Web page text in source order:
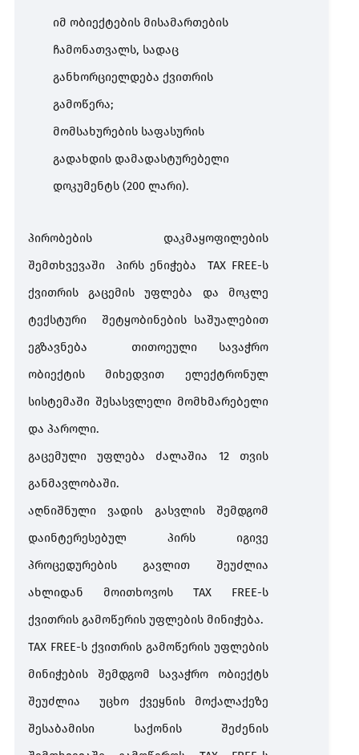
იმ ობიექტების მისამართების
ჩამონათვალს, სადაც
განხორციელდება ქვითრის
გამოწერა;
მომსახურების საფასურის
გადახდის დამადასტურებელი
დოკუმენტს(200 ლარი).
პირობების
დაკმაყოფილების
შემთხვევაში
პირს ენიჭება TAX FREE-ს
ქვითრის
გაცემის უფლება და
მოკლე
ტექსტური
შეტყობინების საშუალებით
ეგზავნება
თითოეული სავაჭრო
ობიექტის მიხედვით
ელექტრონულ
სისტემაში შესასვლელი მომხმარებელი
და პაროლი.
გაცემული უფლება ძალაშია 12 თვის
განმავლობაში.
აღნიშნული ვადის გასვლის შემდგომ
დაინტერესებულ პირს იგივე
პროცედურების გავლით შეუძლია
ახლიდან მოითხოვოს TAX FREE-ს
ქვითრის გამოწერის უფლების მინიჭება.
TAX FREE-ს ქვითრის გამოწერის უფლების
მინიჭების შემდგომ სავაჭრო ობიექტს
შეუძლია უცხო ქვეყნის მოქალაქეზე
შესაბამისი საქონის შეძენის